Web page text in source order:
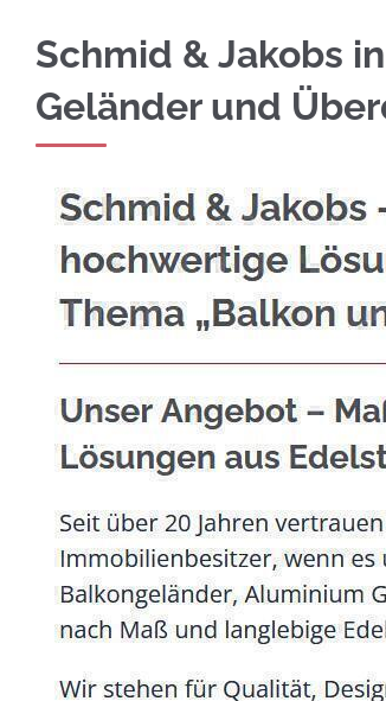
Jetzt Edelstahl Balkongeländer
Schmid & Jakobs
Geländer und